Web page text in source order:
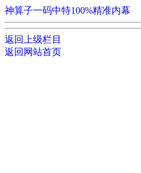
神算子一码中特100%精准内幕
返回上级栏目
返回网站首页